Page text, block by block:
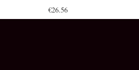
€26.56